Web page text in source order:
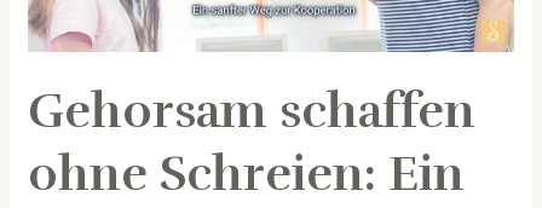
Gehorsam schaffen
ohne Schreien: Ein
zur
Kooperation